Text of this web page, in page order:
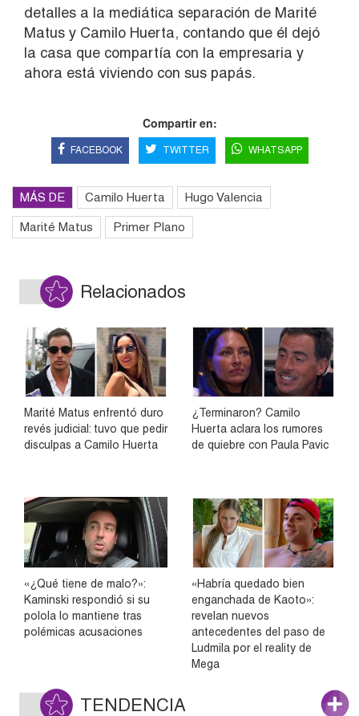
detalles a la mediática separación de Marité
Matus y Camilo Huerta, contando que él dejó
la casa que compartía con la empresaria y
ahora está viviendo con sus papás.
Compartir en:
FACEBOOK TWITTER WHATSAPP
MÁS DE Camilo Huerta Hugo Valencia
Marité Matus Primer Plano
Relacionados
Marité Matus enfrentó duro
revés judicial: tuvo que pedir
disculpas a Camilo Huerta
¿Terminaron? Camilo
Huerta aclara los rumores
de quiebre con Paula Pavic
«¿Qué tiene de malo?»:
Kaminski respondió si su
polola lo mantiene tras
polémicas acusaciones
«Habría quedado bien
enganchada de Kaoto»:
revelan nuevos
antecedentes del paso de
Ludmila por el reality de
Mega
TENDENCIA